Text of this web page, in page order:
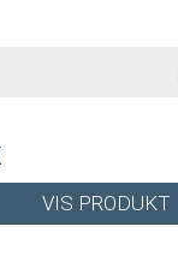
VIS PRODUKT